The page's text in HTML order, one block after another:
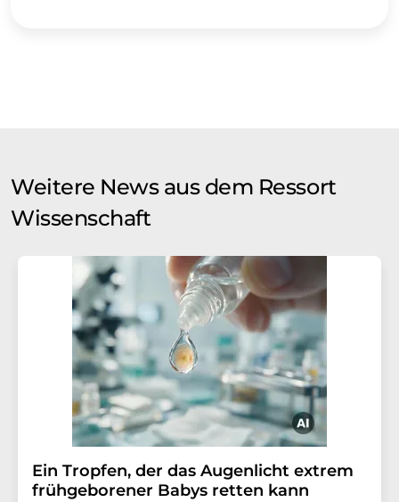
Weitere News aus dem Ressort
Wissenschaft
Ein Tropfen, der das Augenlicht extrem
frühgeborener Babys retten kann